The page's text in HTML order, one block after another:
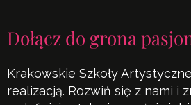
Dołącz do grona
Krakowskie Szkoły
realizacją. Rozwiń się z nami i